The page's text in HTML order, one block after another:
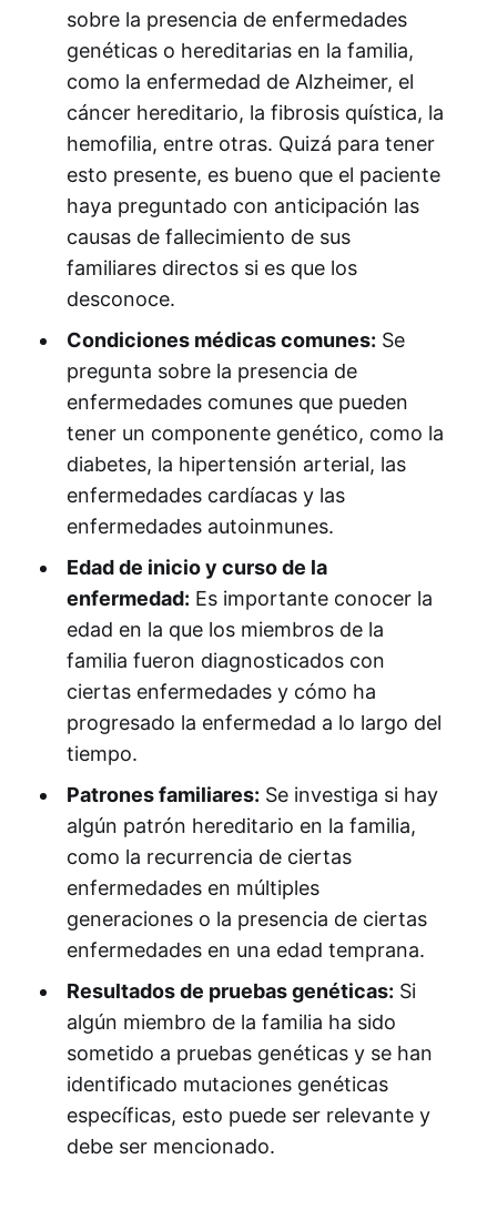
sobre la presencia de enfermedades
genéticas o hereditarias en la familia,
como la enfermedad de Alzheimer, el
cáncer hereditario, la fibrosis quística, la
hemofilia, entre otras. Quizá para tener
esto presente, es bueno que el paciente
haya preguntado con anticipación las
causas de fallecimiento de sus
familiares directos si es que los
desconoce.
Condiciones médicas comunes: Se
pregunta sobre la presencia de
enfermedades comunes que pueden
tener un componente genético, como la
diabetes, la hipertensión arterial, las
enfermedades cardíacas y las
enfermedades autoinmunes.
Edad de inicio y curso de la
enfermedad: Es importante conocer la
edad en la que los miembros de la
familia fueron diagnosticados con
ciertas enfermedades y cómo ha
progresado la enfermedad a lo largo del
tiempo.
Patrones familiares: Se investiga si hay
algún patrón hereditario en la familia,
como la recurrencia de ciertas
enfermedades en múltiples
generaciones o la presencia de ciertas
enfermedades en una edad temprana.
Resultados de pruebas genéticas: Si
algún miembro de la familia ha sido
sometido a pruebas genéticas y se han
identificado mutaciones genéticas
específicas, esto puede ser relevante y
debe ser mencionado.